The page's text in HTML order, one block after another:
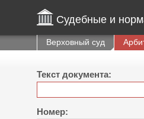
Судебные и
Верховный суд
Текст документа:
Номер: